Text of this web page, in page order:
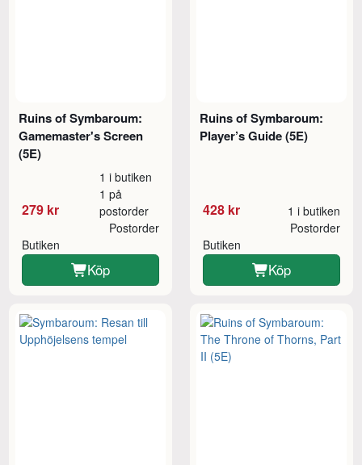
Ruins of Symbaroum:
Gamemaster's Screen
(5E)
279 kr
1 i butiken
1 på
postorder
Butiken
Postorder
Köp
Ruins of Symbaroum:
Player’s Guide (5E)
428 kr 1 i butiken
Butiken
Postorder
Köp